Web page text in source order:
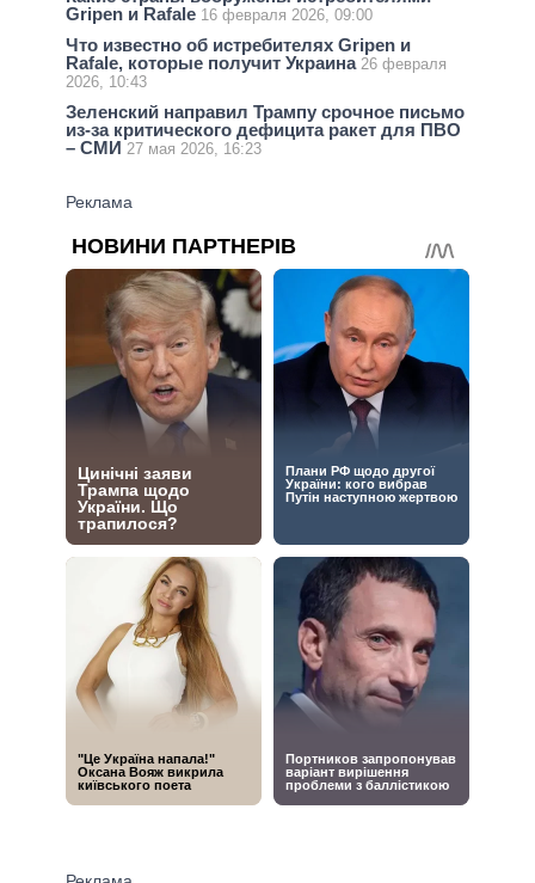
Gripen и Rafale 16 февраля 2026, 09:00
Что известно об истребителях Gripen и
Rafale, которые получит Украина 26 февраля
2026, 10:43
Зеленский направил Трампу срочное письмо
из-за критического дефицита ракет для ПВО
– СМИ 27 мая 2026, 16:23